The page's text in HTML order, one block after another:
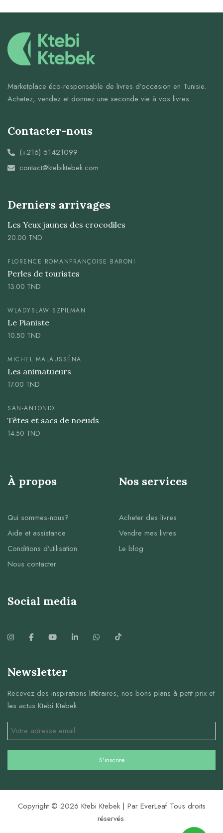
Marketplace éco-responsable de livres d’occasion en Tunisie.
Achetez, vendez et donnez une seconde vie à vos livres.
Contacter-nous
(+216) 51421099
contact@ktebiktebek.com
Derniers arrivages
Les Yeux jaunes des crocodiles
20.00 TND
FLORENCE ROMANFRANÇOISE BARONI
Perles de touristes
13.00 TND
WLADYSLAW SZPILMAN
Le Pianiste
10.50 TND
MICHEL MALAUSSÉNA
Les animatueurs
17.00 TND
SAN-ANTONIO
Têtes et sacs de noeuds
14.50 TND
À propos
Qui sommes-nous?
Aide et assistance
Conditions d’utilisation
Nous contacter
Nos services
Acheter des livres
Vendre mes livres
Le blog
Social media
Newsletter
Recevez des inspirations littéraires, nos bons plans à petit prix et
les actus Ktebi Ktebek.
Copyright © 2026 Ktebi Ktebek | Par EverLeaf Tous droits
réservés.